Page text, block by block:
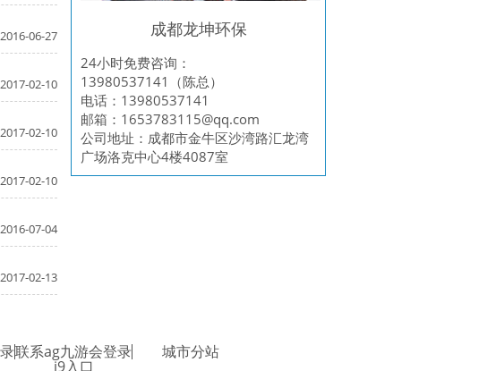
2016-06-27
2017-02-10
2017-02-10
2017-02-10
2016-07-04
2017-02-13
成都龙坤环保
24小时免费咨询：
13980537141（陈总）
电话：13980537141
邮箱： 1653783115@qq.com
公司地址：成都市金牛区沙湾路汇龙湾
广场洛克中心4楼4087室
联系ag九游会登录
j9入口
城市分站